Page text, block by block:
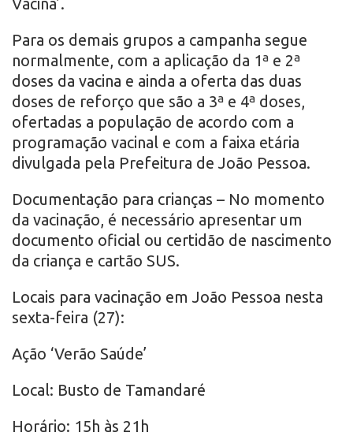
Vacina’.
Para os demais grupos a campanha segue
normalmente, com a aplicação da 1ª e 2ª
doses da vacina e ainda a oferta das duas
doses de reforço que são a 3ª e 4ª doses,
ofertadas a população de acordo com a
programação vacinal e com a faixa etária
divulgada pela Prefeitura de João Pessoa.
Documentação para crianças – No momento
da vacinação, é necessário apresentar um
documento oficial ou certidão de nascimento
da criança e cartão SUS.
Locais para vacinação em João Pessoa nesta
sexta-feira (27):
Ação ‘Verão Saúde’
Local: Busto de Tamandaré
Horário: 15h às 21h